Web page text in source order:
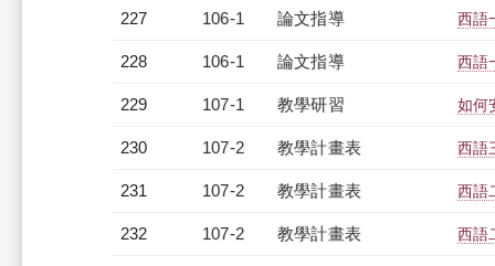
227 106-1 論文指導 西語
228 106-1 論文指導 西語
229 107-1 教學研習 如何
230 107-2 教學計畫表 西語
231 107-2 教學計畫表 西語
232 107-2 教學計畫表 西語